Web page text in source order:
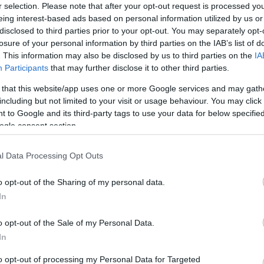
selection. Please note that after your opt-out request is processed
interest-based ads based on personal information utilized by us
to third parties prior to your opt-out. You may separately
of your personal information by third parties on the IAB’s list of
This information may also be disclosed by us to third parties on the
Participants that may further disclose it to other third parties.
that this website/app uses one or more Google services and may
but not limited to your visit or usage behaviour. You may
to Google and its third-party tags to use your data for below
consent section.
Data Processing Opt Outs
opt-out of the Sharing of my personal data.
opt-out of the Sale of my Personal Data.
opt-out of processing my Personal Data for Targeted
i residenti attendevano da due decenni. Oggi, un
incarna speranza e attesa ha scosso…
→